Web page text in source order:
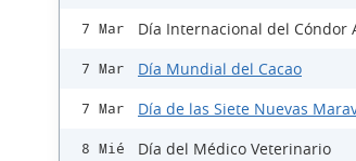
7 Mar Día Internacional del Cóndor
7 Mar Día Mundial del Cacao
7 Mar Día de las Siete Nuevas
8 Mié Día del Médico Veterinario